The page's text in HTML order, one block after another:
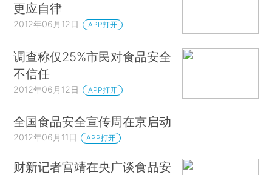
更应自律
2012年06月12日 APP打开
调查称仅25%市民对食品安全
不信任
2012年06月12日 APP打开
全国食品安全宣传周在京启动
2012年06月11日 APP打开
财新记者宫靖在央广谈食品安